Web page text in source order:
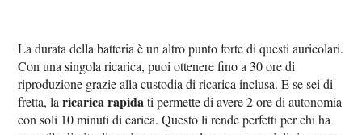
La durata della batteria è un altro punto forte di questi auricolari.
Con una singola ricarica, puoi ottenere fino a 30 ore di
riproduzione grazie alla custodia di ricarica inclusa. E se sei di
fretta, laricarica rapidati permette di avere 2 ore di autonomia
con soli 10 minuti di carica. Questo li rende perfetti per chi ha